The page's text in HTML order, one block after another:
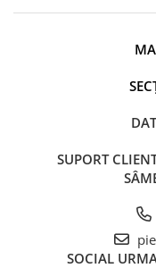
Cap de bara
Alternator
Lampa spate
SUPORT
SOCIAL